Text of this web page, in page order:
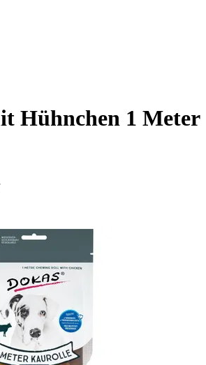
Hühnchen 1 Meter